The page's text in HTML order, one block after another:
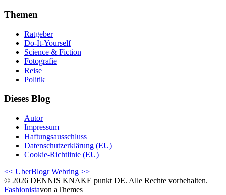
Themen
Ratgeber
Do-It-Yourself
Science & Fiction
Fotografie
Reise
Politik
Dieses Blog
Autor
Impressum
Haftungsausschluss
Datenschutzerklärung (EU)
Cookie-Richtlinie (EU)
<< UberBlogr Webring >>
© 2026 DENNIS KNAKE punkt DE. Alle Rechte vorbehalten.
Fashionistavon aThemes